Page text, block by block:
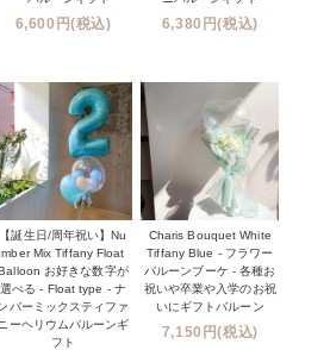
6,600円(税込) 6,380円(税込)
【誕生日/周年祝い】Nu
mber Mix Tiffany Float
お好きな数字が
選べる - Float type - ナ
バーミックスティファ
ニーヘリウムバルーンギ
フト
Charis Bouquet White
Tiffany Blue - フラワー
バルーンブーケ - 各種お
祝いや卒業や入学のお祝
いにギフトバルーン
7,150円(税込)